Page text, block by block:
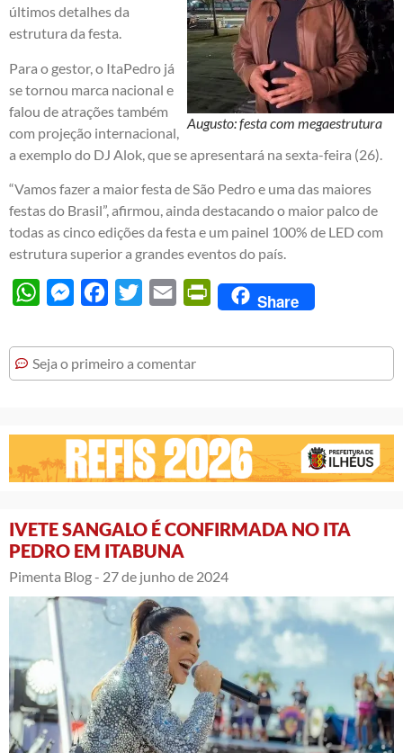
Augusto: festa com megaestrutura
últimos detalhes da
estrutura da festa.
Para o gestor, o ItaPedro já
se tornou marca nacional e
falou de atrações também
com projeção internacional,
a exemplo do DJ Alok, que se apresentará na sexta-feira (26).
“Vamos fazer a maior festa de São Pedro e uma das maiores
festas do Brasil”, afirmou, ainda destacando o maior palco de
todas as cinco edições da festa e um painel 100% de LED com
estrutura superior a grandes eventos do país.
WhatsAppMessengerFacebook
Twitter Email PrintFriendly
Share
Seja o primeiro a comentar
IVETE SANGALO É CONFIRMADA NO ITA
PEDRO EM ITABUNA
Pimenta Blog - 27 de junho de 2024